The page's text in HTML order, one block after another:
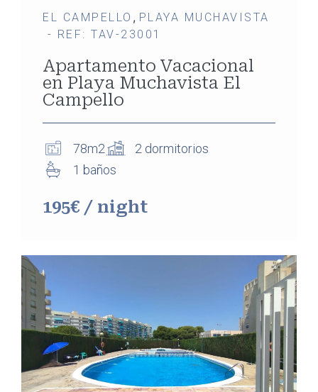
EL CAMPELLO , PLAYA MUCHAVISTA
- REF: TAV-23001
Apartamento Vacacional
en Playa Muchavista El
Campello
78m2
2 dormitorios
1 baños
195€ / night